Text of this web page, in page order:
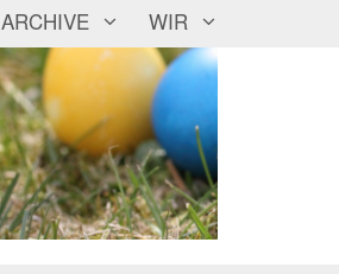
ARCHIVE WIR